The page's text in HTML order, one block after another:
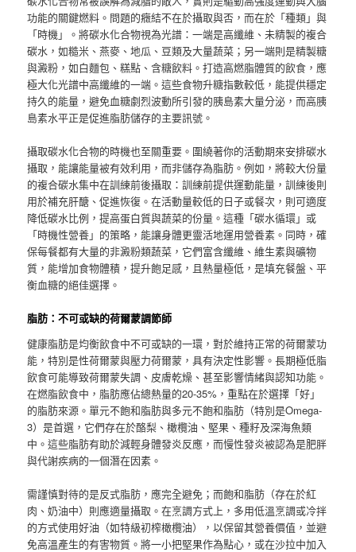
功能的關鍵燃料。問題的癥結不在於攝取與否，而在於「種類」與
「時機」。將碳水化合物視為光譜：一端是高纖維、未精製的複合
碳水，如糙米、燕麥、地瓜、豆類及大量蔬菜；另一端則是精製糖
與澱粉，如白麵包、糕點、含糖飲料。打造高燃脂體質的飲食，應
極大化光譜中高纖維的一端。這些食物升糖指數較低，能提供穩定
持久的能量，避免血糖劇烈波動所引發的胰島素大量分泌，而高胰
島素水平正是促進脂肪儲存的主要訊號。
攝取碳水化合物的時機也至關重要。圍繞著你的活動期來安排碳水
攝取，能讓能量被有效利用，而非儲存為脂肪。例如，將較大份量
的複合碳水集中在訓練前後攝取：訓練前提供運動能量，訓練後則
用於補充肝醣、促進恢復。在活動量較低的日子或餐次，則可適度
降低碳水比例，提高蛋白質與蔬菜的份量。這種「碳水循環」或
「時機性營養」的策略，能讓身體更靈活地運用營養素。同時，確
保每餐都有大量的非澱粉類蔬菜，它們富含纖維、維生素與礦物
質，能增加食物體積，提升飽足感，且熱量極低，是填充餐盤、平
衡血糖的絕佳選擇。
脂肪：不可或缺的荷爾蒙調節師
健康脂肪是均衡飲食中不可或缺的一環，對於維持正常的荷爾蒙功
能，特別是性荷爾蒙與壓力荷爾蒙，具有決定性影響。長期極低脂
飲食可能導致荷爾蒙失調、皮膚乾燥、甚至影響情緒與認知功能。
在燃脂飲食中，脂肪應佔總熱量的20-35%，重點在於選擇「好」
的脂肪來源。單元不飽和脂肪與多元不飽和脂肪（特別是Omega-
3）是首選，它們存在於酪梨、橄欖油、堅果、種籽及深海魚類
中。這些脂肪有助於減輕身體發炎反應，而慢性發炎被認為是肥胖
與代謝疾病的一個潛在因素。
需謹慎對待的是反式脂肪，應完全避免；而飽和脂肪（存在於紅
肉、奶油中）則應適量攝取。在烹調方式上，多用低溫烹調或冷拌
的方式使用好油（如特級初榨橄欖油），以保留其營養價值，並避
免高溫產生的有害物質。將一小把堅果作為點心，或在沙拉中加入